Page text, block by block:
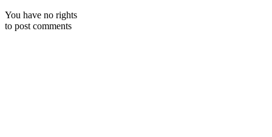
You have no rights
to post comments